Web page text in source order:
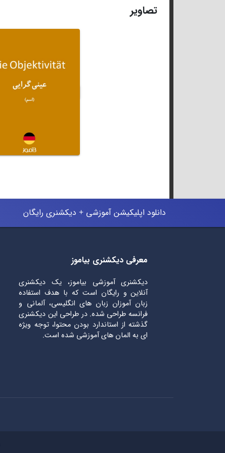
تصاویر
دانلود اپلیکیشن آموزشی + دیکشنری رایگان
معرفی دیکشنری بیاموز
دیکشنری آموزشی بیاموز، یک دیکشنری
آنلاین و رایگان است که با هدف استفاده
زبان آموزان زبان های انگلیسی، آلمانی و
فرانسه طراحی شده. در طراحی این دیکشنری
گذشته از استاندارد بودن محتوا، توجه ویژه
ای به المان های آموزشی شده است.